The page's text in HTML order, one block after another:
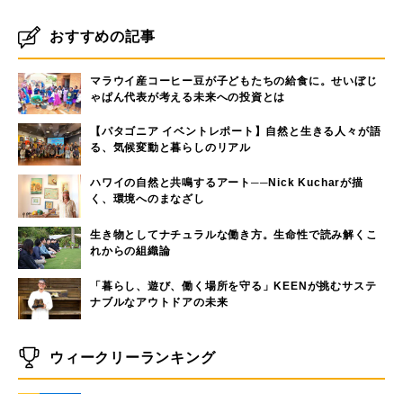
おすすめの記事
マラウイ産コーヒー豆が子どもたちの給食に。せいぼじ
ゃぱん代表が考える未来への投資とは
【パタゴニア イベントレポート】自然と生きる人々が語
る、気候変動と暮らしのリアル
ハワイの自然と共鳴するアート──Nick Kucharが描
く、環境へのまなざし
生き物としてナチュラルな働き方。生命性で読み解くこ
れからの組織論
「暮らし、遊び、働く場所を守る」KEENが挑むサステ
ナブルなアウトドアの未来
ウィークリーランキング